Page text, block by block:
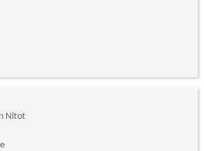
Nitot